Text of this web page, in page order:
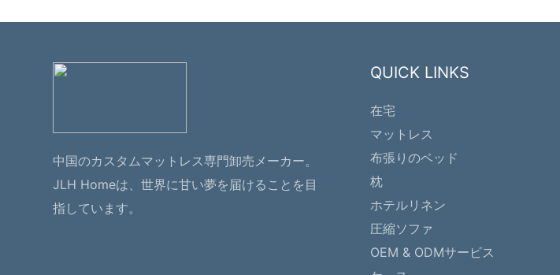
中国のカスタムマットレス専門卸売メーカー。
JLH Homeは、世界に甘い夢を届けることを目
指しています。
QUICK LINKS
在宅
マットレス
布張りのベッド
枕
ホテルリネン
圧縮ソファ
OEM & ODMサービス